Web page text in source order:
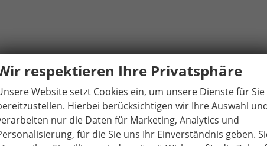
respektieren Ihre Privatsphäre
Website setzt Cookies ein, um unsere Dienste für Sie
Hierbei berücksichtigen wir Ihre Auswahl
nur die Daten für Marketing, Analytics und
für die Sie uns Ihr Einverständnis geben.